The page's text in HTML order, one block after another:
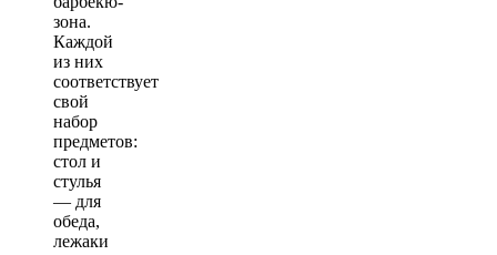
зона.
Каждой
из них
соответствует
свой
набор
предметов:
стол и
стулья
— для
обеда,
лежаки